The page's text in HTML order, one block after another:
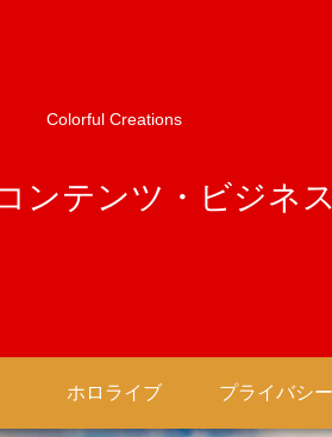
Colorful Creations
ンテンツ・ビジネス
ホロライブ